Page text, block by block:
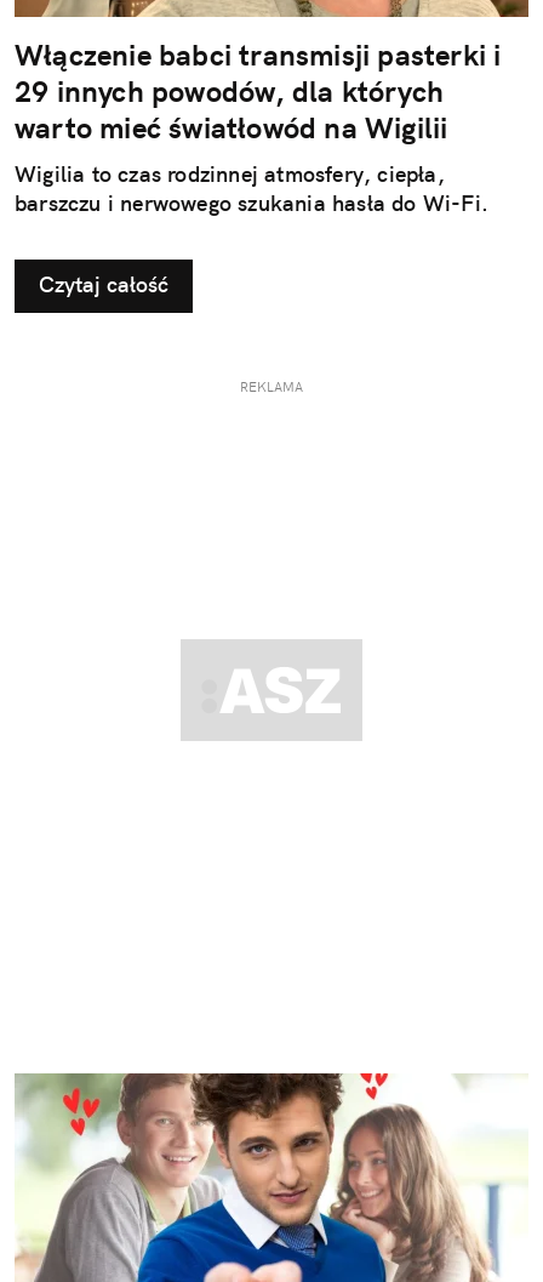
Włączenie babci transmisji pasterki i
29 innych powodów, dla których
warto mieć światłowód na Wigilii
Wigilia to czas rodzinnej atmosfery, ciepła,
barszczu i nerwowego szukania hasła do Wi-Fi.
Czytaj całość
REKLAMA